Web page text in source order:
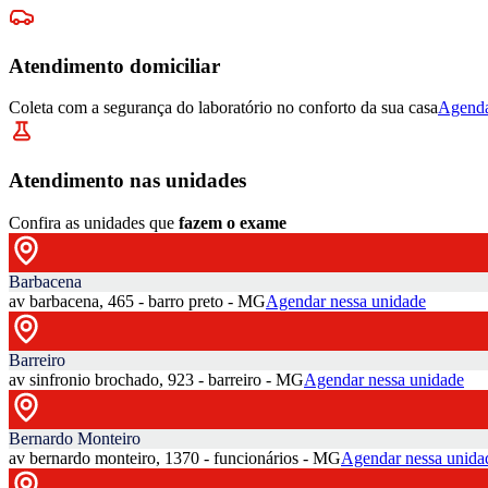
Atendimento domiciliar
Coleta com a segurança do laboratório no conforto da sua casa
Atendimento nas unidades
Confira as unidades que fazem o exame
Barbacena
av barbacena, 465 - barro preto - MGAgendar nessa unidade
Barreiro
av sinfronio brochado, 923 - barreiro - MGAgendar nessa unidade
Bernardo Monteiro
av bernardo monteiro, 1370 - funcionários - MGAgendar nessa